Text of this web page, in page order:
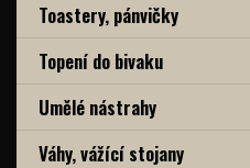
Toastery, pánvičky
Topení do bivaku
Umělé nástrahy
Váhy, vážící stojany